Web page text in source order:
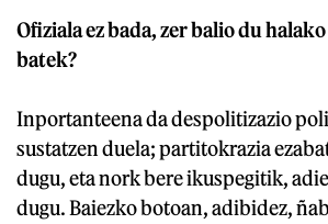
Ofiziala ez bada, zer balio du
batek?
Inportanteena da despolitizazio
sustatzen duela; partitokrazia
dugu, eta nork bere ikuspegitik,
dugu. Baiezko botoan, adibidez,